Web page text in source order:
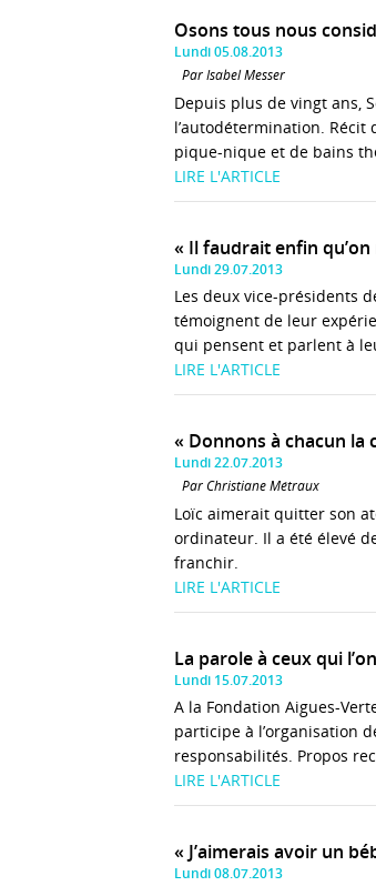
Osons tous nous
Lundi 05.08.2013
Par Isabel Messer
Depuis plus de vingt ans,
l’autodétermination.
pique-nique et de bains
LIRE L'ARTICLE
« Il faudrait enfin
Lundi 29.07.2013
Les deux vice-présidents
témoignent de leur
qui pensent et parlent à
LIRE L'ARTICLE
« Donnons à chacun la
Lundi 22.07.2013
Par Christiane Métraux
Loïc aimerait quitter son
ordinateur. Il a été élevé
franchir.
LIRE L'ARTICLE
La parole à ceux qui
Lundi 15.07.2013
A la Fondation Aigues-
participe à l’organisation
responsabilités. Propos
LIRE L'ARTICLE
« J’aimerais avoir un
Lundi 08.07.2013